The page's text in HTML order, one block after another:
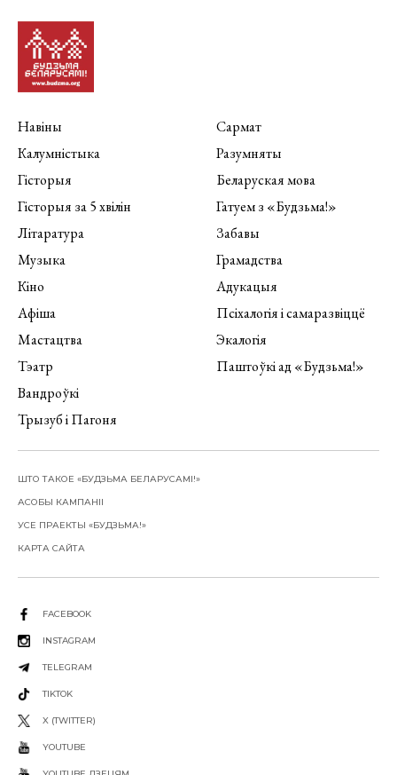
Навіны
Калумністыка
Гісторыя
Гісторыя за 5 хвілін
Літаратура
Музыка
Кіно
Афіша
Мастацтва
Тэатр
Вандроўкі
Трызуб і Пагоня
Сармат
Разумняты
Беларуская мова
Гатуем з «Будзьма!»
Забавы
Грамадства
Адукацыя
Псіхалогія і самаразвіццё
Экалогія
Паштоўкі ад «Будзьма!»
ШТО ТАКОЕ «БУДЗЬМА БЕЛАРУСАМІ!»
АСОБЫ КАМПАНІІ
УСЕ ПРАЕКТЫ «БУДЗЬМА!»
КАРТА САЙТА
FACEBOOK
INSTAGRAM
TELEGRAM
TIKTOK
X (TWITTER)
YOUTUBE